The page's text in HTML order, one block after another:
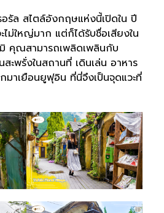
รัล สไตล์อังกฤษแห่งนี้เปิดใน ปี
ไม่ใหญ่มาก แต่ก็ได้รับชื่อเสียงใน
คุณสามารถเพลิดเพลินกับ
ะพรั่งในสถานที่ เดินเล่น อาหาร
มาเยือนยูฟุอิน ที่นี่จึงเป็นจุดแวะที่